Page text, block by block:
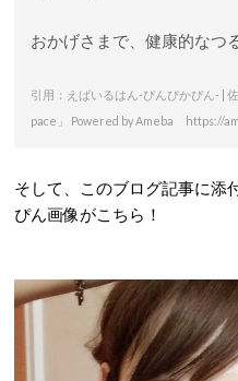
おかげさまで、健康的なつ
引用：えばいるはん-ぴんぴかぴん- |
pace」 Powered by Ameba https://
そして、このブログ記事に添
ぴん画像がこちら！